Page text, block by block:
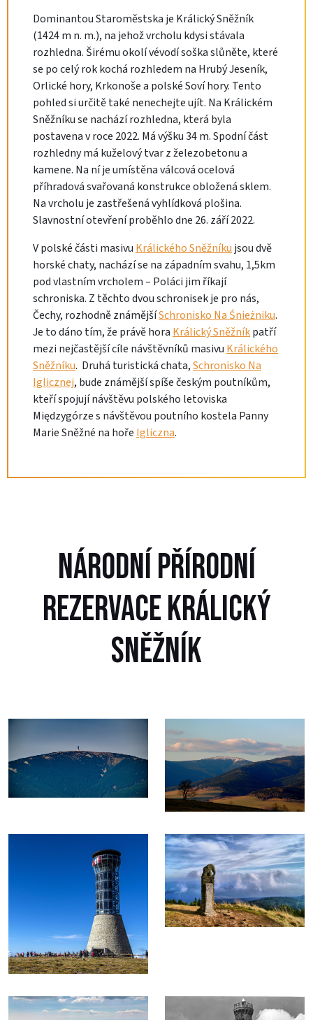
Dominantou Staroměstska je Králický Sněžník
(1424 m n. m.), na jehož vrcholu kdysi stávala
rozhledna. Širému okolí vévodí soška slůněte, které
se po celý rok kochá rozhledem na Hrubý Jeseník,
Orlické hory, Krkonoše a polské Soví hory. Tento
pohled si určitě také nenechejte ujít. Na Králickém
Sněžníku se nachází rozhledna, která byla
postavena v roce 2022. Má výšku 34 m. Spodní část
rozhledny má kuželový tvar z železobetonu a
kamene. Na ní je umístěna válcová ocelová
příhradová svařovaná konstrukce obložená sklem.
Na vrcholu je zastřešená vyhlídková plošina.
Slavnostní otevření proběhlo dne 26. září 2022.
V polské části masivu Králického Sněžníku jsou dvě
horské chaty, nachází se na západním svahu, 1,5km
pod vlastním vrcholem – Poláci jim říkají
schroniska. Z těchto dvou schronisek je pro nás,
Čechy, rozhodně známějšíSchronisko Na Śnieżniku.
Je to dáno tím, že právě hora Králický Sněžníkpatří
mezi nejčastější cíle návštěvníků masivu Králického
Sněžníku. Druhá turistická chata,Schronisko Na
Iglicznej, bude známější spíše českým poutníkům,
kteří spojují návštěvu polského letoviska
Międzygórze s návštěvou poutního kostela Panny
Marie Sněžné na hoře Igliczna.
NÁRODNÍ PŘÍRODNÍ
REZERVACE KRÁLICKÝ
SNĚŽNÍK